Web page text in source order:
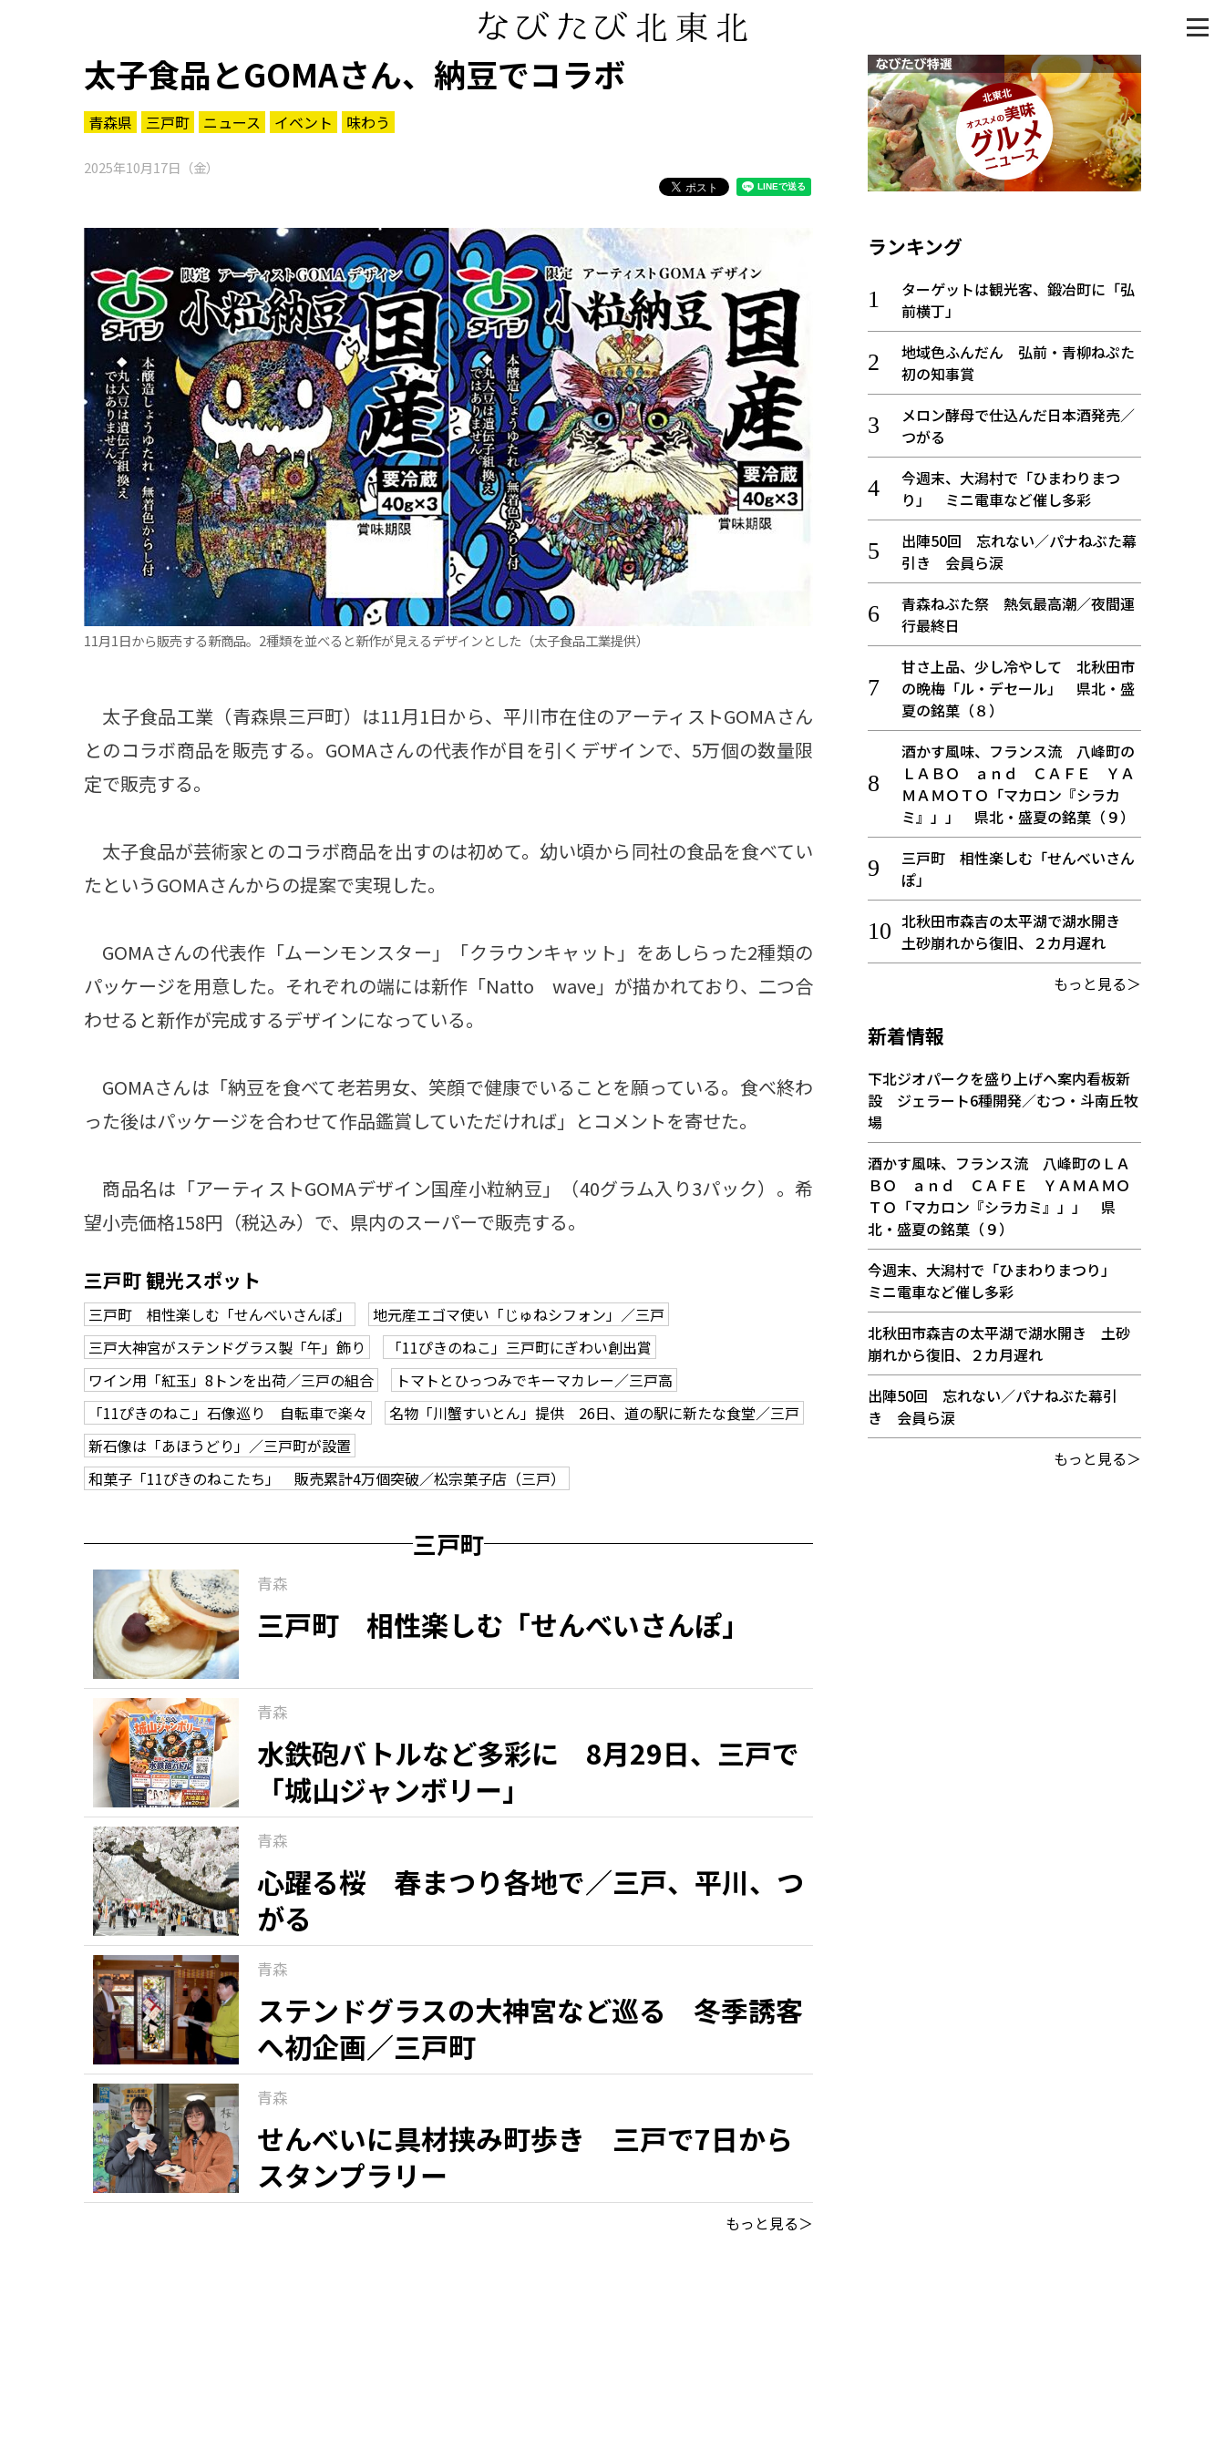
太子食品とGOMAさん、納豆でコラボ
青森県 三戸町 ニュース イベント 味わう
2025年10月17日（金）
11月1日から販売する新商品。2種類を並べると新作が見えるデザインとした（太子食品工業提供）
太子食品工業（青森県三戸町）は11月1日から、平川市在住のアーティストGOMAさん
とのコラボ商品を販売する。GOMAさんの代表作が目を引くデザインで、5万個の数量限
定で販売する。
太子食品が芸術家とのコラボ商品を出すのは初めて。幼い頃から同社の食品を食べてい
たというGOMAさんからの提案で実現した。
GOMAさんの代表作「ムーンモンスター」「クラウンキャット」をあしらった2種類の
パッケージを用意した。それぞれの端には新作「Natto wave」が描かれており、二つ合
わせると新作が完成するデザインになっている。
GOMAさんは「納豆を食べて老若男女、笑顔で健康でいることを願っている。食べ終わ
った後はパッケージを合わせて作品鑑賞していただければ」とコメントを寄せた。
商品名は「アーティストGOMAデザイン国産小粒納豆」（40グラム入り3パック）。希
望小売価格158円（税込み）で、県内のスーパーで販売する。
三戸町 観光スポット
三戸町 相性楽しむ「せんべいさんぽ」
地元産エゴマ使い「じゅねシフォン」／三戸
三戸大神宮がステンドグラス製「午」飾り
「11ぴきのねこ」三戸町にぎわい創出賞
ワイン用「紅玉」8トンを出荷／三戸の組合
トマトとひっつみでキーマカレー／三戸高
「11ぴきのねこ」石像巡り 自転車で楽々
名物「川蟹すいとん」提供 26日、道の駅に新たな食堂／三戸
新石像は「あほうどり」／三戸町が設置
和菓子「11ぴきのねこたち」 販売累計4万個突破／松宗菓子店（三戸）
三戸町
青森
三戸町 相性楽しむ「せんべいさんぽ」
青森
水鉄砲バトルなど多彩に 8月29日、三戸で
「城山ジャンボリー」
青森
心躍る桜 春まつり各地で／三戸、平川、つ
がる
青森
ステンドグラスの大神宮など巡る 冬季誘客
へ初企画／三戸町
青森
せんべいに具材挟み町歩き 三戸で7日から
スタンプラリー
もっと見る＞
ランキング
ターゲットは観光客、鍛冶町に「弘
前横丁」
地域色ふんだん 弘前・青柳ねぷた
初の知事賞
メロン酵母で仕込んだ日本酒発売／
つがる
今週末、大潟村で「ひまわりまつ
り」 ミニ電車など催し多彩
出陣50回 忘れない／パナねぶた幕
引き 会員ら涙
青森ねぶた祭 熱気最高潮／夜間運
行最終日
甘さ上品、少し冷やして 北秋田市
の晩梅「ル・デセール」 県北・盛
夏の銘菓（８）
酒かす風味、フランス流 八峰町の
ＬＡＢＯ ａｎｄ ＣＡＦＥ ＹＡ
ＭＡＭＯＴＯ「マカロン『シラカ
ミ』」」 県北・盛夏の銘菓（９）
三戸町 相性楽しむ「せんべいさん
ぽ」
北秋田市森吉の太平湖で湖水開き
土砂崩れから復旧、２カ月遅れ
もっと見る＞
新着情報
下北ジオパークを盛り上げへ案内看板新
設 ジェラート6種開発／むつ・斗南丘牧
場
酒かす風味、フランス流 八峰町のＬＡ
ＢＯ ａｎｄ ＣＡＦＥ ＹＡＭＡＭＯ
ＴＯ「マカロン『シラカミ』」」 県
北・盛夏の銘菓（９）
今週末、大潟村で「ひまわりまつり」
ミニ電車など催し多彩
北秋田市森吉の太平湖で湖水開き 土砂
崩れから復旧、２カ月遅れ
出陣50回 忘れない／パナねぶた幕引
き 会員ら涙
もっと見る＞
パワースポット
まつり・イベント
おみやげ・特産
道の駅・産直
アウトドア・レジャー
ご当地グルメ